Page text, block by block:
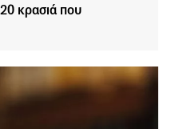
20 κρασιά που